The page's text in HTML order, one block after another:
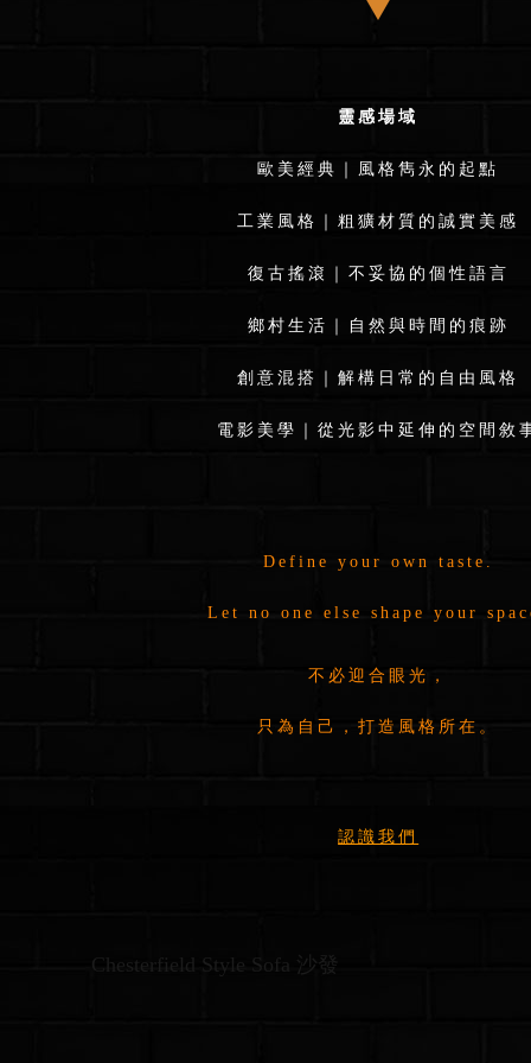
靈感場域
歐美經典｜風格雋永的起點
工業風格｜粗獷材質的誠實美感
復古搖滾｜不妥協的個性語言
鄉村生活｜自然與時間的痕跡
創意混搭｜解構日常的自由風格
電影美學｜從光影中延伸的空間敘
Define your own taste.
Let no one else shape your
不必迎合眼光，
只為自己，打造風格所在。
認識我們
Chesterfield Style Sofa 沙發